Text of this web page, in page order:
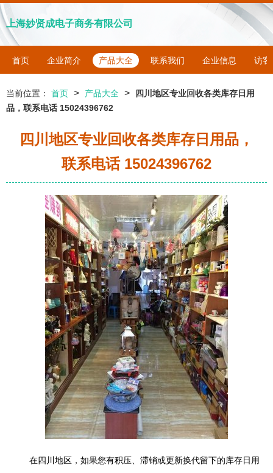
上海妙贤成电子商务有限公司
首页 企业简介 产品大全 联系我们 企业信息 访客
当前位置： 首页 > 产品大全 >
四川地区专业回收各类库存日用
品，联系电话 15024396762
四川地区专业回收各类库存日用品，
联系电话 15024396762
在四川地区，如果您有积压、滞销或更新换代留下的库存日用